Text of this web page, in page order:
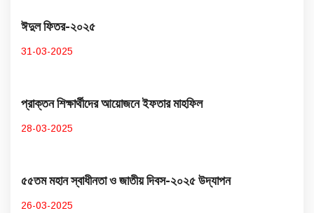
ঈদুল ফিতর-২০২৫
31-03-2025
প্রাক্তন শিক্ষার্থীদের আয়োজনে ইফতার মাহফিল
28-03-2025
৫৫তম মহান স্বাধীনতা ও জাতীয় দিবস-২০২৫ উদ্​যাপন
26-03-2025